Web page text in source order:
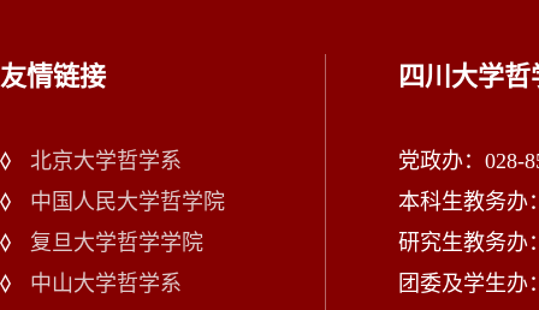
友情链接
北京大学哲学系
中国人民大学哲学院
复旦大学哲学学院
中山大学哲学系
四川大学哲
党政办：028-
本科生教务办
研究生教务办
团委及学生办